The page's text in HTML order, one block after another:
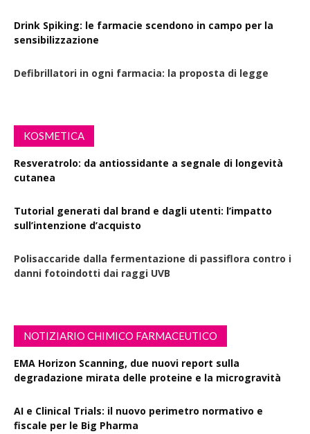
Drink Spiking: le farmacie scendono in campo per la
sensibilizzazione
Defibrillatori in ogni farmacia: la proposta di legge
KOSMETICA
Resveratrolo: da antiossidante a segnale di longevità
cutanea
Tutorial generati dal brand e dagli utenti: l’impatto
sull’intenzione d’acquisto
Polisaccaride dalla fermentazione di passiflora contro i
danni fotoindotti dai raggi UVB
NOTIZIARIO CHIMICO FARMACEUTICO
EMA Horizon Scanning, due nuovi report sulla
degradazione mirata delle proteine e la microgravità
AI e Clinical Trials: il nuovo perimetro normativo e
fiscale per le Big Pharma